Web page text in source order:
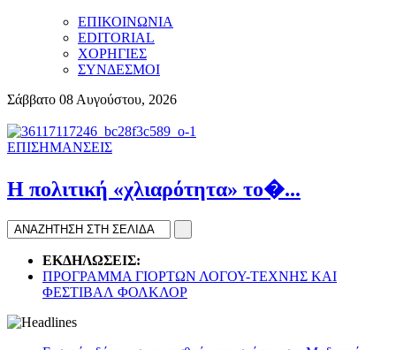
ΕΠΙΚΟΙΝΩΝΙΑ
EDITORIAL
ΧΟΡΗΓΙΕΣ
ΣΥΝΔΕΣΜΟΙ
Σάββατο 08 Αυγούστου, 2026
ΕΠΙΣΗΜΑΝΣΕΙΣ
H πολιτική «χλιαρότητα» το�...
ΕΚΔΗΛΩΣΕΙΣ:
ΠΡΟΓΡΑΜΜΑ ΓΙΟΡΤΩΝ ΛΟΓΟΥ-ΤΕΧΝΗΣ ΚΑΙ
ΦΕΣΤΙΒΑΛ ΦΟΛΚΛΟΡ